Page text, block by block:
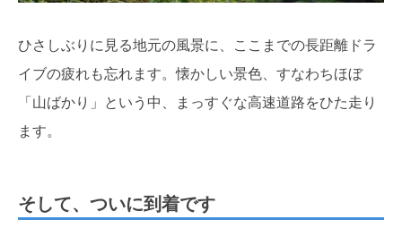
ひさしぶりに見る地元の風景に、ここまでの長距離ドラ
イブの疲れも忘れます。懐かしい景色、すなわちほぼ
「山ばかり」という中、まっすぐな高速道路をひた走り
ます。
そして、ついに到着です